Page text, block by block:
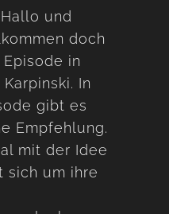
und
doch
in
In
gibt es
Empfehlung.
mit der Idee
sich um ihre